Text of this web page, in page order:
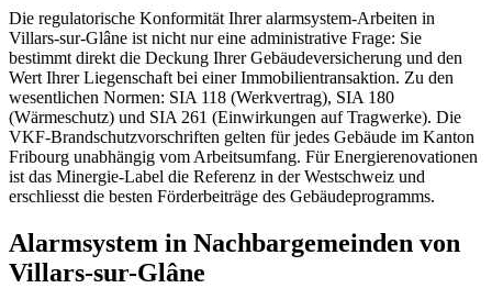
Die regulatorische Konformität Ihrer alarmsystem-Arbeiten in
Villars-sur-Glâne ist nicht nur eine administrative Frage: Sie
bestimmt direkt die Deckung Ihrer Gebäudeversicherung und den
Wert Ihrer Liegenschaft bei einer Immobilientransaktion. Zu den
wesentlichen Normen: SIA 118 (Werkvertrag), SIA 180
(Wärmeschutz) und SIA 261 (Einwirkungen auf Tragwerke). Die
VKF-Brandschutzvorschriften gelten für jedes Gebäude im Kanton
Fribourg unabhängig vom Arbeitsumfang. Für Energierenovationen
ist das Minergie-Label die Referenz in der Westschweiz und
erschliesst die besten Förderbeiträge des Gebäudeprogramms.
Alarmsystem in Nachbargemeinden von
Villars-sur-Glâne